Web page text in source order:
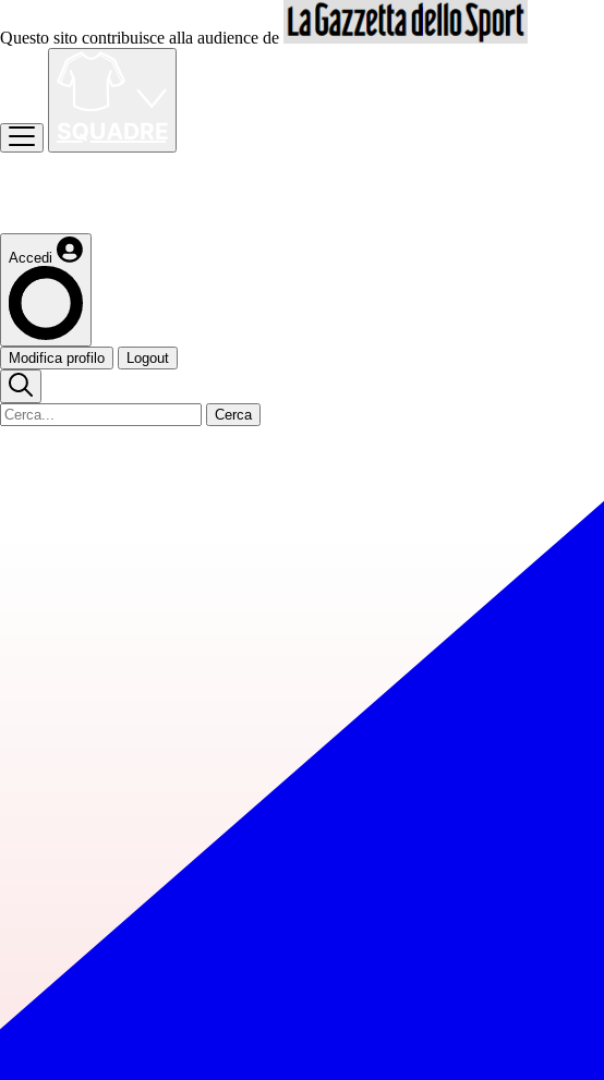
Questo sito contribuisce alla audience de
Accedi
Modifica profilo Logout
Cerca